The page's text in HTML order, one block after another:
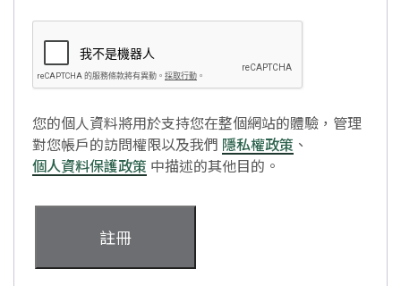
您的個人資料將用於支持您在整個網站的體驗，管理
對您帳戶的訪問權限以及我們 隱私權政策 、
個人資料保護政策 中描述的其他目的。
註冊